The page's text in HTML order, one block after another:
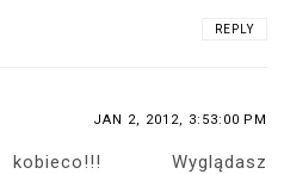
REPLY
JAN 2, 2012, 3:53:00 PM
Wyglądasz